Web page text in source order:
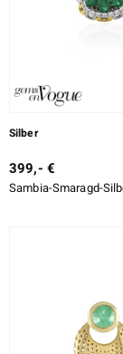
Silber
399,- €
Sambia-Smaragd-